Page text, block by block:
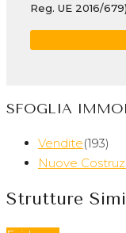
Reg. UE 2016/679)
SFOGLIA
Vendite(193)
Nuove
Strutture